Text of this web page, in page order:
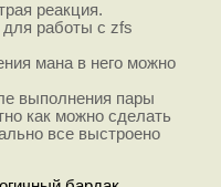
реакция.
работы с zfs
мана в него можно
выполнения пары
как можно сделать
все выстроено